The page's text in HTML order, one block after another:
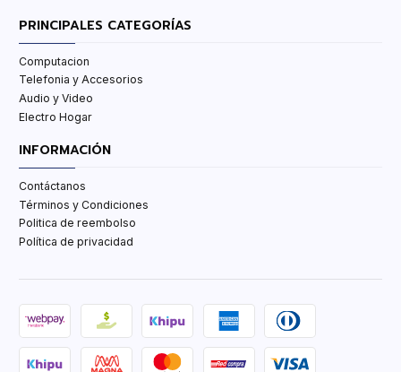
PRINCIPALES CATEGORÍAS
Computacion
Telefonia y Accesorios
Audio y Video
Electro Hogar
INFORMACIÓN
Contáctanos
Términos y Condiciones
Politica de reembolso
Política de privacidad